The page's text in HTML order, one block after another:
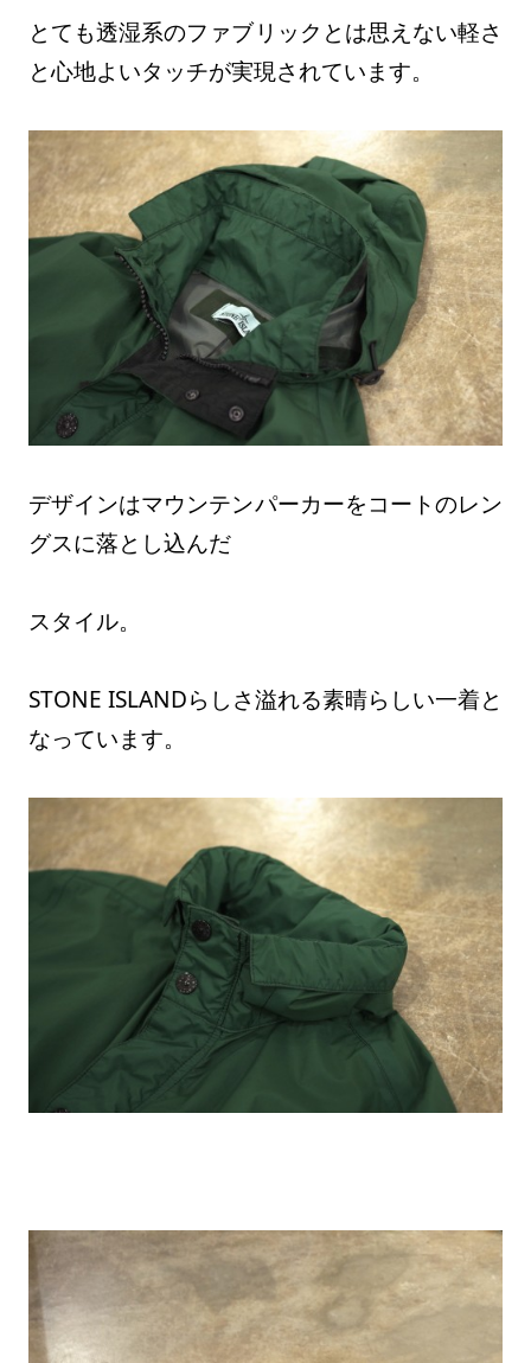
とても透湿系のファブリックとは思えない軽さ
と心地よいタッチが実現されています。
デザインはマウンテンパーカーをコートのレン
グスに落とし込んだ
スタイル。
STONE ISLANDらしさ溢れる素晴らしい一着と
なっています。